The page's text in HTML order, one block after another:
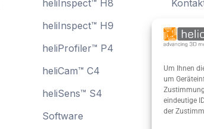
Um Ihnen
um
eindeutige
der
heliInspect™ H8
heliInspect™ H9
heliProfiler™ P4
heliCam™ C4
heliSens™ S4
Software
Know
Login